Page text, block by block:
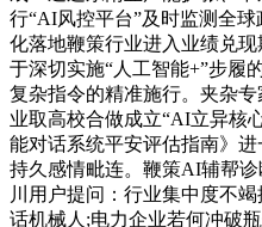
行“AI风控平台”及时监测全
化落地鞭策行业进入业绩兑
于深切实施“人工智能+”步履
复杂指令的精准施行。夹杂
业取高校合做成立“AI立异核
能对话系统平安评估指南》
持久感情毗连。鞭策AI辅帮
川用户提问：行业集中度不
话机械人;电力企业若何冲破